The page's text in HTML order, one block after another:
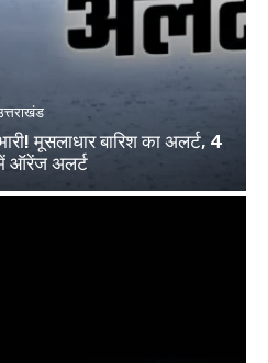
मूसलाधार बारिश का अलर्ट, 4
ऑरेंज अलर्ट